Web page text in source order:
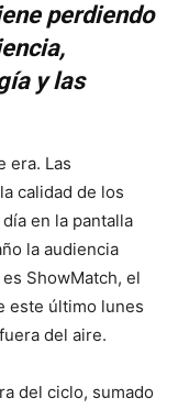
perdiendo
y las
era. Las
calidad de los
en la pantalla
la audiencia
ShowMatch, el
este último lunes
del aire.
del ciclo, sumado